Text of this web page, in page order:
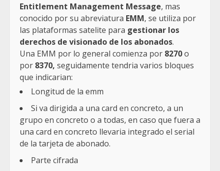
Entitlement Management Message, mas
conocido por su abreviatura EMM, se utiliza por
las plataformas satelite para gestionar los
derechos de visionado de los abonados.
Una EMM por lo general comienza por 8270o
por 8370, seguidamente tendria varios bloques
que indicarian:
Longitud de la emm
Si va dirigida a una card en concreto, a un
grupo en concreto o a todas, en caso que fuera a
una card en concreto llevaria integrado el serial
de la tarjeta de abonado.
Parte cifrada